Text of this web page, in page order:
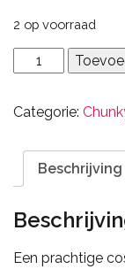
2 op voorraad
Helter
skelter
Categorie:
Beschrijving
Een prachtige